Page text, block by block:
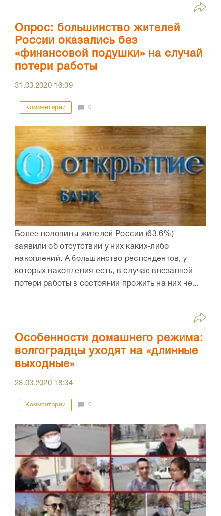
Опрос: большинство жителей
России оказались без
«финансовой подушки» на случай
потери работы
31.03.2020 16:39
Комментарии 0
Более половины жителей России (63,6%)
заявили об отсутствии у них каких-либо
накоплений. А большинство респондентов, у
которых накопления есть, в случае внезапной
потери работы в состоянии прожить на них не...
Особенности домашнего режима:
волгоградцы уходят на «длинные
выходные»
28.03.2020 18:34
Комментарии 0